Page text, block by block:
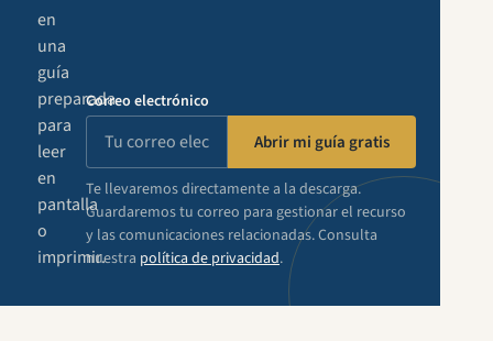
en
una
guía
preparada
para
leer
en
pantalla
o
imprimir.
Correo electrónico
Abrir mi guía gratis
Te llevaremos directamente a la descarga.
Guardaremos tu correo para gestionar el recurso
y las comunicaciones relacionadas. Consulta
nuestra política de privacidad.